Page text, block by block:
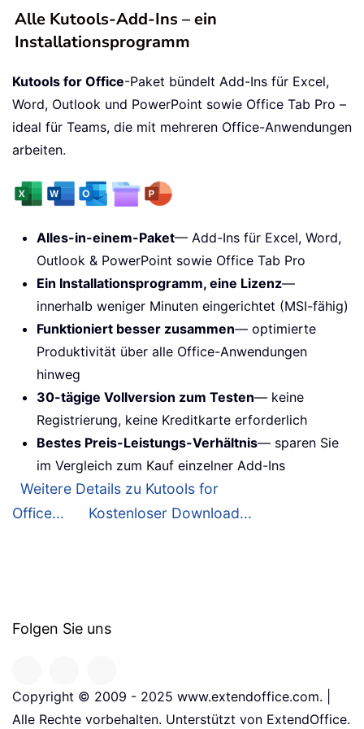
Alle Kutools-Add-Ins – ein
Installationsprogramm
Kutools for Office-Paket bündelt Add-Ins für Excel,
Word, Outlook und PowerPoint sowie Office Tab Pro –
ideal für Teams, die mit mehreren Office-Anwendungen
arbeiten.
Alles-in-einem-Paket— Add-Ins für Excel, Word,
Outlook & PowerPoint sowie Office Tab Pro
Ein Installationsprogramm, eine Lizenz—
innerhalb weniger Minuten eingerichtet (MSI-fähig)
Funktioniert besser zusammen— optimierte
Produktivität über alle Office-Anwendungen
hinweg
30-tägige Vollversion zum Testen— keine
Registrierung, keine Kreditkarte erforderlich
Bestes Preis-Leistungs-Verhältnis— sparen Sie
im Vergleich zum Kauf einzelner Add-Ins
Weitere Details zu Kutools for
Office...
Kostenloser Download...
Folgen Sie uns
Copyright © 2009 - 2025 www.extendoffice.com. |
Alle Rechte vorbehalten. Unterstützt von ExtendOffice.